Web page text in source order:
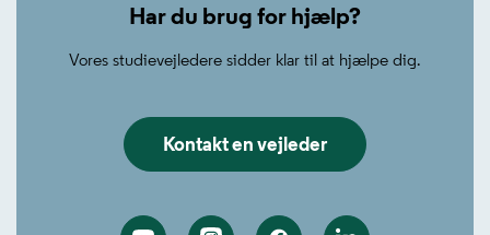
Har du brug for hjælp?
Vores studievejledere sidder klar til at hjælpe dig.
Kontakt en vejleder